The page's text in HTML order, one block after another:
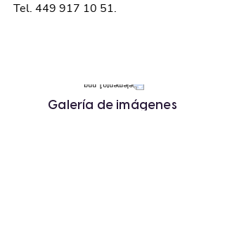
Tel. 449 917 10 51.
Galería de imágenes